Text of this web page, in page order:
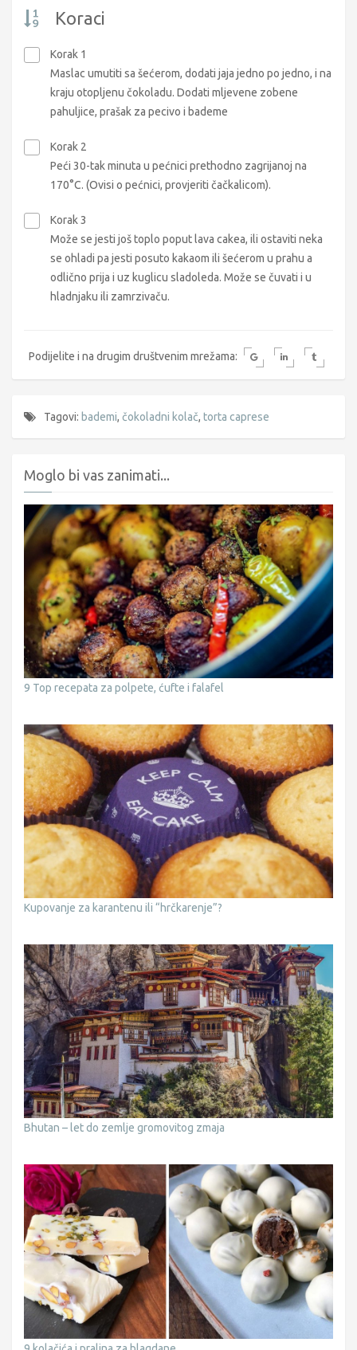
Koraci
Korak 1
Maslac umutiti sa šećerom, dodati jaja jedno po jedno, i na
kraju otopljenu čokoladu. Dodati mljevene zobene
pahuljice, prašak za pecivo i bademe
Korak 2
Peći 30-tak minuta u pećnici prethodno zagrijanoj na
170°C. (Ovisi o pećnici, provjeriti čačkalicom).
Korak 3
Može se jesti još toplo poput lava cakea, ili ostaviti neka
se ohladi pa jesti posuto kakaom ili šećerom u prahu a
odlično prija i uz kuglicu sladoleda. Može se čuvati i u
hladnjaku ili zamrzivaču.
Podijelite i na drugim društvenim mrežama:
Tagovi: bademi, čokoladni kolač, torta caprese
Moglo bi vas zanimati...
9 Top recepata za polpete, ćufte i falafel
Kupovanje za karantenu ili “hrčkarenje”?
Bhutan – let do zemlje gromovitog zmaja